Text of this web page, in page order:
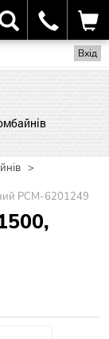
Вхід
>
РСМ-6201249